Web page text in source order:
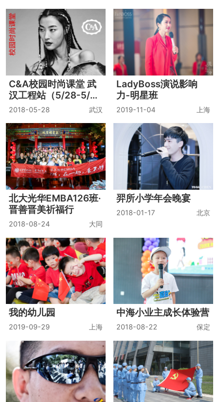
影
C&A校园时尚课堂 武
汉工程站（5/28-5/2
9）
2018-05-28 武汉
LadyBoss演说影响
力-明星班
2019-11-04 上海
北大光华EMBA126班·
晋善晋美祈福行
2018-08-24 大同
羿所小学年会晚宴
2018-01-17 北京
我的幼儿园
2019-09-29 上海
中海小业主成长体验营
2018-08-22 保定